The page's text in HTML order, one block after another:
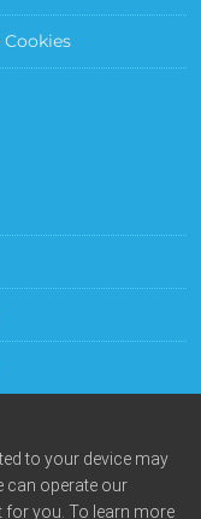
to your device may
can operate our
you. To learn more